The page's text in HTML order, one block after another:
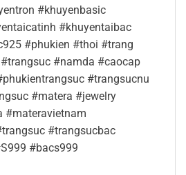
#khuyenbasic
#khuyentaibac
#phukien #thoi #trang
#namda #caocap
#trangsucnu
#matera #jewelry
#materavietnam
#trangsucbac
#bacs999